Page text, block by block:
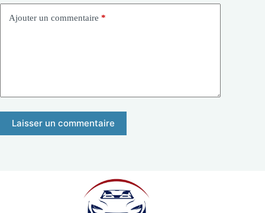
Ajouter un commentaire *
Laisser un commentaire